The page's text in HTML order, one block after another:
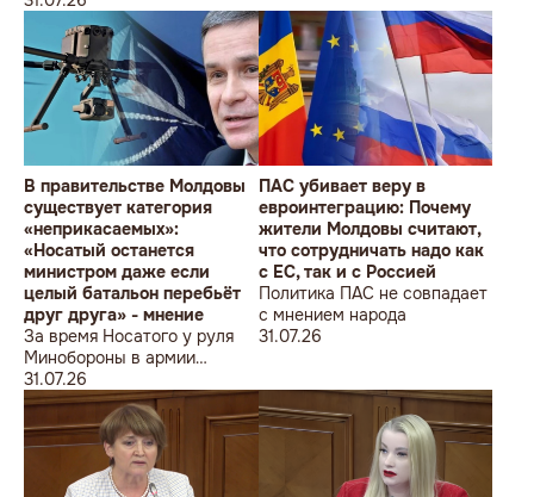
ведь полмиллиарда
незаметно в карман не
положишь
Молдовы
В правительстве Молдовы
существует категория
«неприкасаемых»:
«Носатый останется
министром даже если
целый батальон перебьёт
друг друга» - мнение
За время Носатого у руля
Минобороны в армии
погибли 9 человек в мирное
время, включая
несовершеннолетнего
юношу
31.07.26
ПАС убивает веру в
евроинтеграцию: Почему
жители Молдовы считают,
что сотрудничать надо как
с ЕС, так и с Россией
Политика ПАС не совпадает
с мнением народа
31.07.26